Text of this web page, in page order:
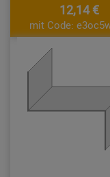
12,14 €
mit Code: